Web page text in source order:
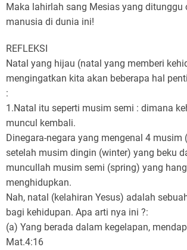
Maka lahirlah sang Mesias yang ditunggu
manusia di dunia ini!
REFLEKSI
Natal yang hijau (natal yang memberi
mengingatkan kita akan beberapa hal
:
1.Natal itu seperti musim semi : dimana
muncul kembali.
Dinegara-negara yang mengenal 4 musim
setelah musim dingin (winter) yang beku
muncullah musim semi (spring) yang
menghidupkan.
Nah, natal (kelahiran Yesus) adalah
bagi kehidupan. Apa arti nya ini ?:
(a) Yang berada dalam kegelapan,
Mat.4:16